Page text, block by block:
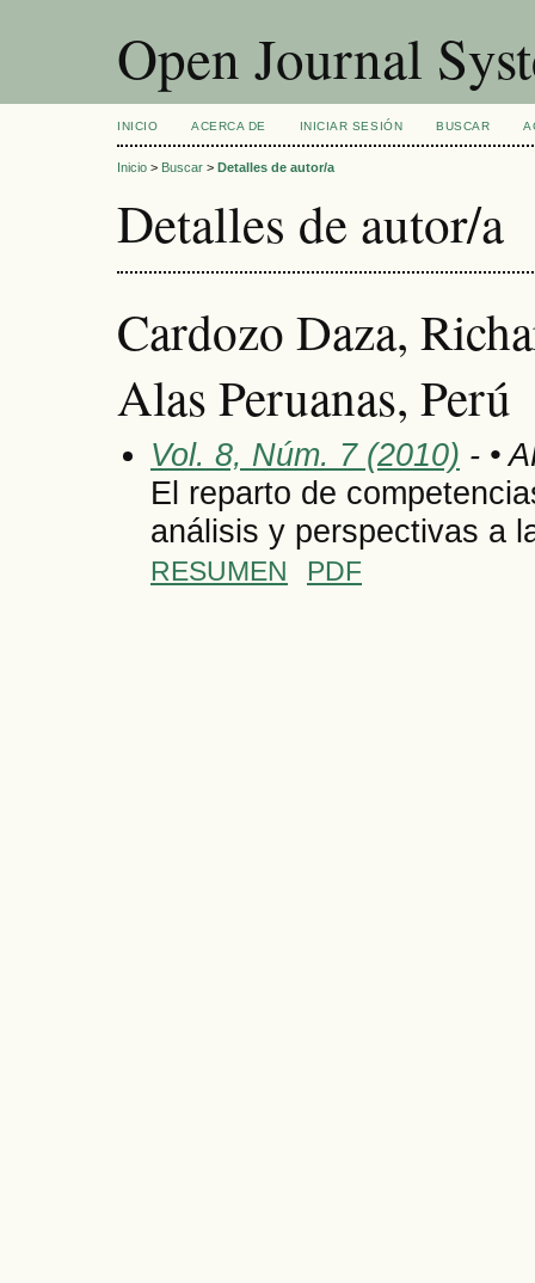
Open Journal
INICIO ACERCA DE INICIAR SESIÓN BUSCAR
Inicio > Buscar > Detalles de autor/a
Detalles de autor/a
Cardozo Daza,
Alas Peruanas, Perú
Vol. 8, Núm. 7 (2010) - •
El reparto de
análisis y perspectivas a
RESUMEN PDF